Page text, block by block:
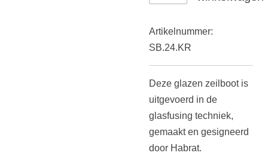
Artikelnummer:
SB.24.KR
Deze glazen zeilboot is
uitgevoerd in de
glasfusing techniek,
gemaakt en gesigneerd
door Habrat.